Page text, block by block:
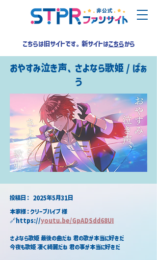
こちらは旧サイトです。新サイトはこちらから
おやすみ泣き声、さよなら歌姫 / ばぁ
う
2025年5月31日
​投稿日：
本家様：クリープハイプ 様
🔗https://youtu.be/GpADSdd68UI
さよなら歌姫 最後の曲だね 君の歌が本当に好きだ
今夜も歌姫 凄く綺麗だね 君の事が本当に好きだ